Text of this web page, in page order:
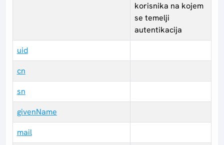
korisnika na kojem
se temelji
autentikacija
uid
cn
sn
givenName
mail